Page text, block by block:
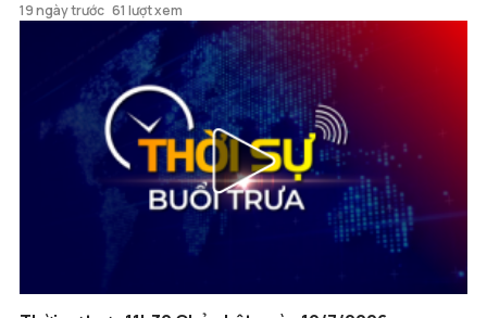
19 ngày trước 61 lượt xem